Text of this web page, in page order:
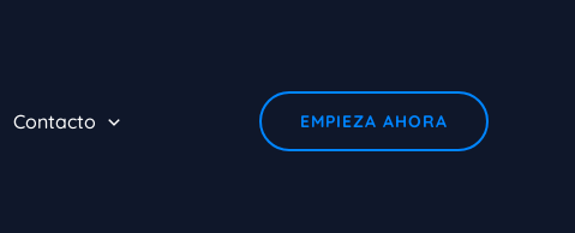
Contacto EMPIEZA AHORA